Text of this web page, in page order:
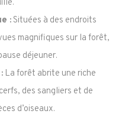
:Situées à des endroits
magnifiques sur la forêt,
déjeuner.
La forêt abrite une riche
des sangliers et de
d’oiseaux.